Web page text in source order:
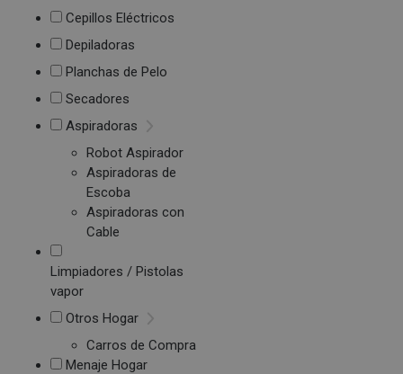
Cepillos Eléctricos
Depiladoras
Planchas de Pelo
Secadores
Aspiradoras
Robot Aspirador
Aspiradoras de
Escoba
Aspiradoras con
Cable
Limpiadores / Pistolas
vapor
Otros Hogar
Carros de Compra
Menaje Hogar